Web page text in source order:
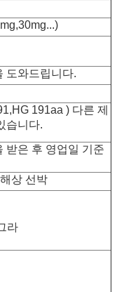
도와드립니다.
191aa ) 다른 제
습니다.
받은 후 영업일 기준
상 선박
라